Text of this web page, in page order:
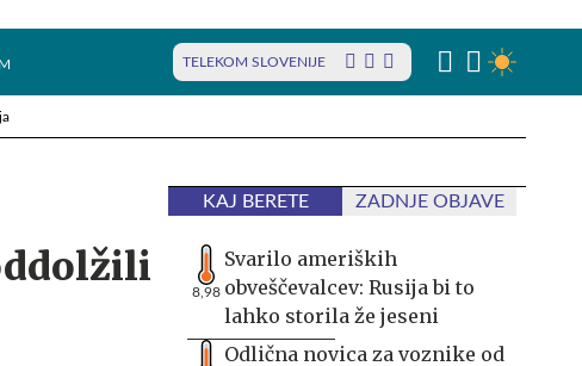
TELEKOM SLOVENIJE
KAJ BERETE ZADNJE OBJAVE
8,98
Svarilo ameriških
obveščevalcev: Rusija bi to
lahko storila že jeseni
Odlična novica za voznike od